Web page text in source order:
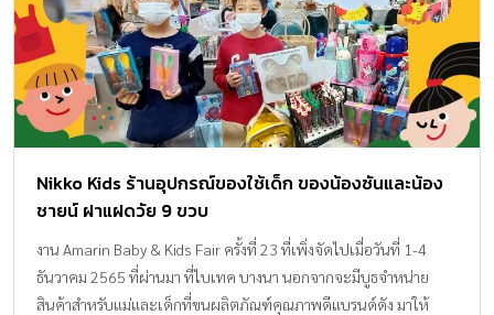
Nikko Kids ร้านอุปกรณ์ของใช้เด็ก ของน้องซันและน้อง
ชายน์ ฝาแฝดวัย 9 ขวบ
งาน Amarin Baby & Kids Fair ครั้งที่ 23 ที่เพิ่งจัดไปเมื่อวันที่ 1-4
ธันวาคม 2565 ที่ผ่านมา ที่ไบเทค บางนา นอกจากจะมีบูธจำหน่าย
สินค้าสำหรับแม่และเด็กที่ขนผลิตภัณฑ์คุณภาพดีแบรนด์ดัง มาให้